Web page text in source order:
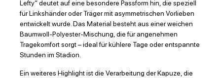
Lefty“ deutet auf eine besondere Passform hin, die speziell
für Linkshänder oder Träger mit asymmetrischen Vorlieben
entwickelt wurde. Das Material besteht aus einer weichen
Baumwoll-Polyester-Mischung, die für angenehmen
Tragekomfort sorgt – ideal für kühlere Tage oder entspannte
Stunden im Stadion.
Ein weiteres Highlight ist die Verarbeitung der Kapuze, die